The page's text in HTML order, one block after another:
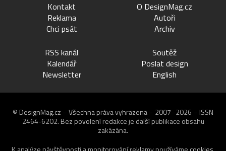
Kontakt
Reklama
Chci psát
O DesignMag.cz
Autoři
Archiv
RSS kanál
Kalendář
Newsletter
Soutěž
Poslat design
English
© DesignMag.cz – Všechna práva vyhrazena – 2007–2026 – ISSN
2464-6202. Bez povolení redakce je další publikace obsahu
zakázána.